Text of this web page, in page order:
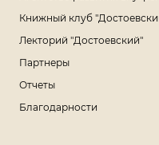
Книжный клуб
Лекторий "Достоевский"
Партнеры
Отчеты
Благодарности